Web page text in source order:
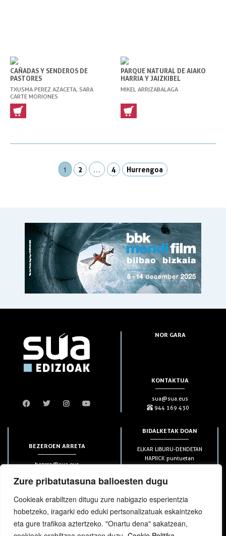
Zure pribatutasuna balioesten dugu
Cookieak erabiltzen ditugu zure nabigazio esperientzia
hobetzeko, iragarki edo eduki pertsonalizatuak eskaintzeko
eta gure trafikoa aztertzeko. "Onartu dena" sakatzean,
CAÑADAS Y SENDEROS DE
PASTORES
TXUSMA PEREZ AZACETA, SARA
CARTE MORIONES
PARQUE NATURAL DE AIAKO
HARRIA Y JAIZKIBEL
MIKEL ARRIZABALAGA
1 2 … 4 Hurrengoa
NOR GARA
KONTAKTUA
sua@sua.eus
944 169 430
BEZEROEN ARRETA
bezero@sua.eus
HARPIDETZAK
BIDALKETAK DOAN
ELKAR LIBURU-DENDETAN
HAPIICK puntuetan